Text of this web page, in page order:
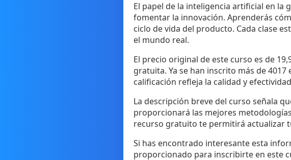
El papel de la inteligencia artificial en
fomentar la innovación. Aprenderás
ciclo de vida del producto. Cada clase
el mundo real.
El precio original de este curso es de
gratuita. Ya se han inscrito más de
calificación refleja la calidad y
La descripción breve del curso señala
proporcionará las mejores
recurso gratuito te permitirá actualizar
Si has encontrado interesante esta
proporcionado para inscribirte en este